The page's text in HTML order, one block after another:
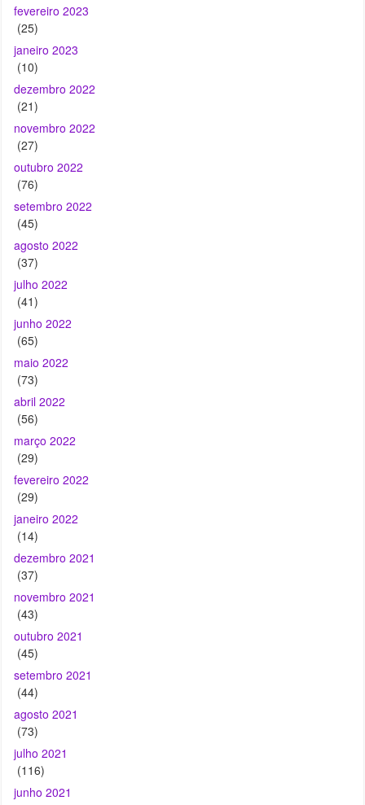
fevereiro 2023
(25)
janeiro 2023
(10)
dezembro 2022
(21)
novembro 2022
(27)
outubro 2022
(76)
setembro 2022
(45)
agosto 2022
(37)
julho 2022
(41)
junho 2022
(65)
maio 2022
(73)
abril 2022
(56)
março 2022
(29)
fevereiro 2022
(29)
janeiro 2022
(14)
dezembro 2021
(37)
novembro 2021
(43)
outubro 2021
(45)
setembro 2021
(44)
agosto 2021
(73)
julho 2021
(116)
junho 2021